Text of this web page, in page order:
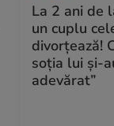
La 2 ani de
un cuplu
divorțează!
soția lui și-
adevărat”